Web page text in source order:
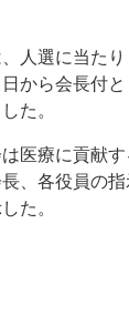
人選に当た
から会長付
た。
医療に貢献
、各役員の
た。